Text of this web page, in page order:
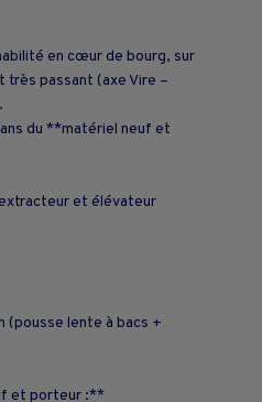
en cœur de bourg, sur
très passant (axe Vire –
du **matériel neuf et
et élévateur
lente à bacs +
et porteur :**